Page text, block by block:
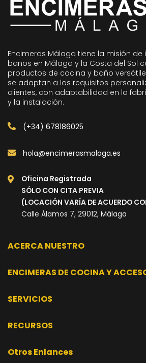
Encimeras Málaga tiene la misión
baños en Málaga y la Costa del Sol
productos de cocina y baño
se adaptan a los requisitos
clientes, con adaptabilidad en la
y la instalación.
(+34) 678186025
hola@encimerasmalaga.es
Oficina Registrada
SÓLO CON CITA PREVIA
(LOCACIÓN VARÍA DE ACUERDO
Calle Álamos 7, 29012, Málaga
ACERCA NUESTRO
ENCIMERAS DE COCINA Y
SERVICIOS
RECURSOS
Otros Enlances